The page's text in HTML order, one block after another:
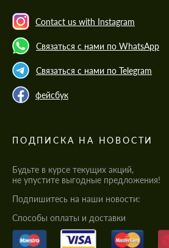
Contact us with Instagram
Связаться с нами по WhatsApp
Связаться с нами по Telegram
фейсбук
ПОДПИСКА НА НОВОСТИ
Будьте в курсе текущих акций,
не упустите выгодные предложения!
Подпишитесь на наши новости:
Cпособы оплаты и доставки